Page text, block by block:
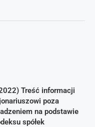
Treść informacji
poza
na podstawie
spółek